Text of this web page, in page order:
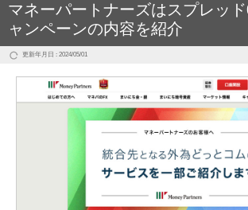
マネーパートナーズはスプレッ
ャンペーンの内容を紹介
更新年月日 : 2024/05/01